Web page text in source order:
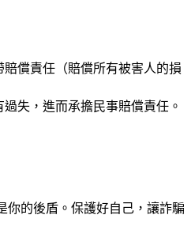
償責任（賠償所有被害人的損
失，進而承擔民事賠償責任。
你的後盾。保護好自己，讓詐騙